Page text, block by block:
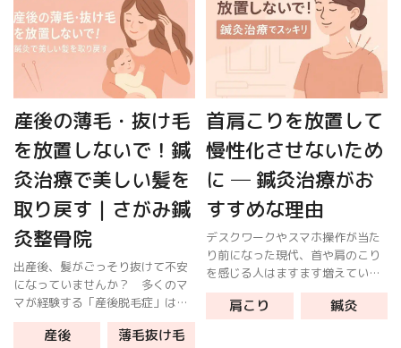
産後の薄毛・抜け毛
を放置しないで！鍼
灸治療で美しい髪を
取り戻す｜さがみ鍼
灸整骨院
出産後、髪がごっそり抜けて不安
になっていませんか？ 多くのマ
マが経験する「産後脱毛症」は一
時的なものですが、放置すると慢
性化したりメンタル面へも影響し
産後 薄毛抜け毛
首肩こりを放置して
慢性化させないため
に ─ 鍼灸治療がお
すすめな理由
デスクワークやスマホ操作が当た
り前になった現代、首や肩のこり
を感じる人はますます増えていま
す。多くの方が「そのうち治るだ
ろう」と放置しがちですが、痛み
肩こり 鍼灸